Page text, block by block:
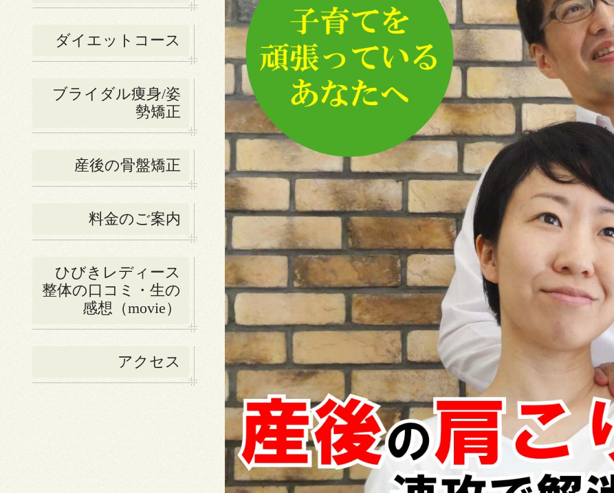
ダイエットコース
ブライダル痩身/姿
勢矯正
産後の骨盤矯正
料金のご案内
ひびきレディース
整体の口コミ・生の
感想（movie）
アクセス